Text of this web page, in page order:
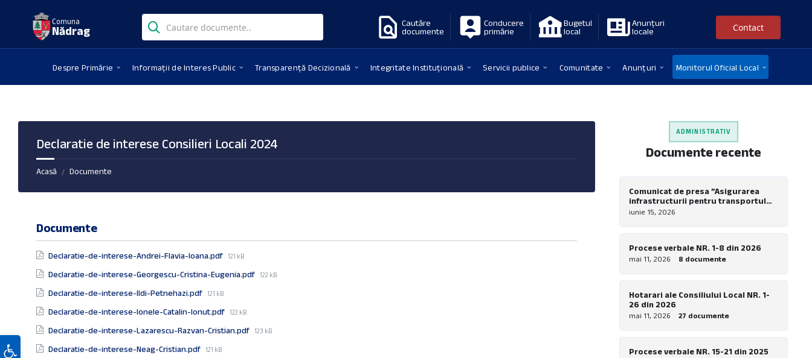
Deschide bara de unelte
sidebar
Comuna
Nădrag
Search:
Cautăre
documente
Conducere
primărie
Bugetul
local
Anunțuri
locale
Contact
Despre Primărie Informații de Interes Public Transparență Decizională Integritate Instituțională Servicii publice Comunitate Anunțuri Monitorul Oficial Local
Declaratie de interese Consilieri Locali 2024
Acasă / Documente
Documente
Declaratie-de-interese-Andrei-Flavia-Ioana.pdf File
121 kB
Declaratie-de-interese-Georgescu-Cristina-Eugenia.pdf File
122 kB
Declaratie-de-interese-Ildi-Petnehazi.pdf File
121 kB
Declaratie-de-interese-Ionele-Catalin-Ionut.pdf File
122 kB
Declaratie-de-interese-Lazarescu-Razvan-Cristian.pdf File
123 kB
Declaratie-de-interese-Neag-Cristian.pdf File
121 kB
ADMINISTRATIV
Documente recente
Comunicat de presa ”Asigurarea
infrastructurii pentru transportul
verde in comuna Nadrag – Realizare
iunie 15, 2026
Procese verbale NR. 1-8 din 2026
mai 11, 2026 8 documente
Hotarari ale Consiliului Local NR. 1-
26 din 2026
mai 11, 2026 27 documente
Procese verbale NR. 15-21 din 2025